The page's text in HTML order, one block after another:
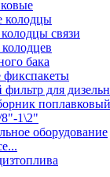
колодцы
связи
бака
для
поплавковый
1\2"
оборудование